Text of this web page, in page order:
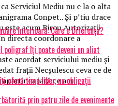
Serviciul Mediu nu e la o alta
Conpet.. Și p’tiu drace
este acum Birou Autorizații
directa coordonare a
acordat serviciului mediu și
frații Necșulescu ceva ce de
iată ce am
Interioară: Care e Diferența?
poligraf îţi poate deveni un aliat
oferă timp liber, nu obligații
prin patru zile de evenimente